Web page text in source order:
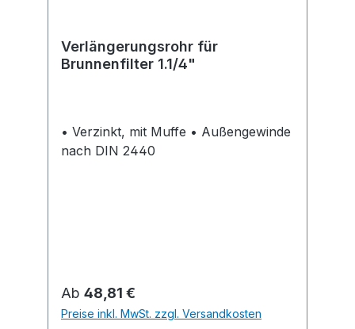
Verlängerungsrohr für
Brunnenfilter 1.1/4"
• Verzinkt, mit Muffe • Außengewinde
nach DIN 2440
Regulärer Preis:
Ab 48,81 €
Preise inkl. MwSt. zzgl. Versandkosten